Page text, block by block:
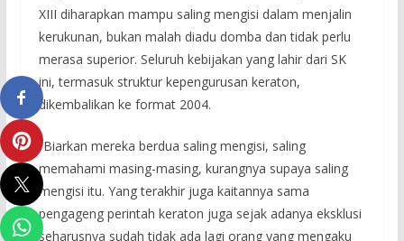
XIII diharapkan mampu saling mengisi dalam menjalin
kerukunan, bukan malah diadu domba dan tidak perlu
merasa superior. Seluruh kebijakan yang lahir dari SK
ini, termasuk struktur kepengurusan keraton,
dikembalikan ke format 2004.
“Biarkan mereka berdua saling mengisi, saling
memahami masing-masing, kurangnya supaya saling
mengisi itu. Yang terakhir juga kaitannya sama
pengageng perintah keraton juga sejak adanya eksklusi
seharusnya sudah tidak ada lagi orang yang mengaku